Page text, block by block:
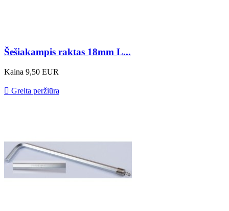
Šešiakampis raktas 18mm L...
Kaina 9,50 EUR
 Greita peržiūra